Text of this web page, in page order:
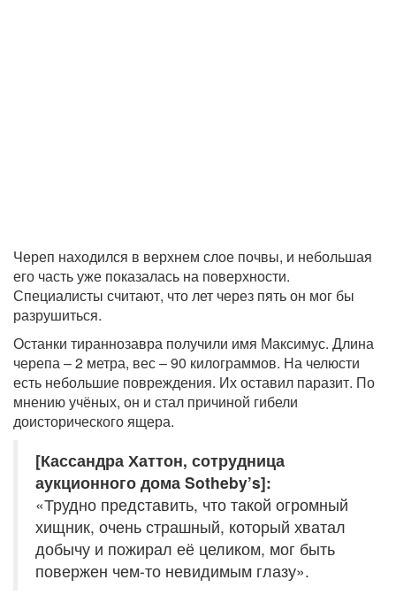
Череп находился в верхнем слое почвы, и небольшая
его часть уже показалась на поверхности.
Специалисты считают, что лет через пять он мог бы
разрушиться.
Останки тираннозавра получили имя Максимус. Длина
черепа – 2 метра, вес – 90 килограммов. На челюсти
есть небольшие повреждения. Их оставил паразит. По
мнению учёных, он и стал причиной гибели
доисторического ящера.
[Кассандра Хаттон, сотрудница
аукционного дома Sotheby’s]:
«Трудно представить, что такой огромный
хищник, очень страшный, который хватал
добычу и пожирал её целиком, мог быть
повержен чем-то невидимым глазу».